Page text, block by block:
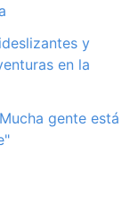
y
en la
gente está